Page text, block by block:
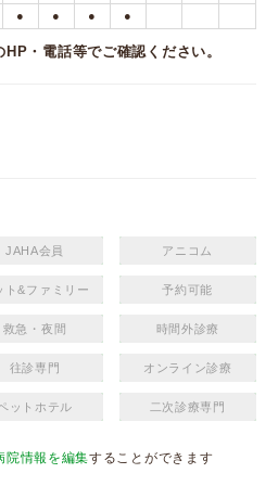
● ● ● ●
・電話等でご確認ください。
JAHA会員 アニコム
ト&ファミリー 予約可能
救急・夜間 時間外診療
往診専門 オンライン診療
ットホテル 二次診療専門
院情報を編集することができます